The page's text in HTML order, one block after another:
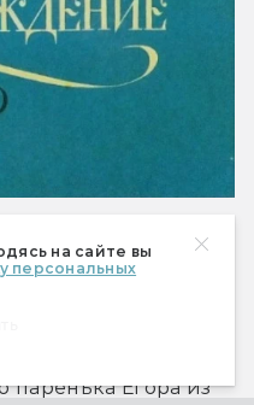
на сайте вы
персональных
Лазаря Лагина
Его герой, молодой
паренька Егора из